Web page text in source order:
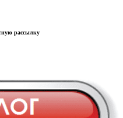
рассылку